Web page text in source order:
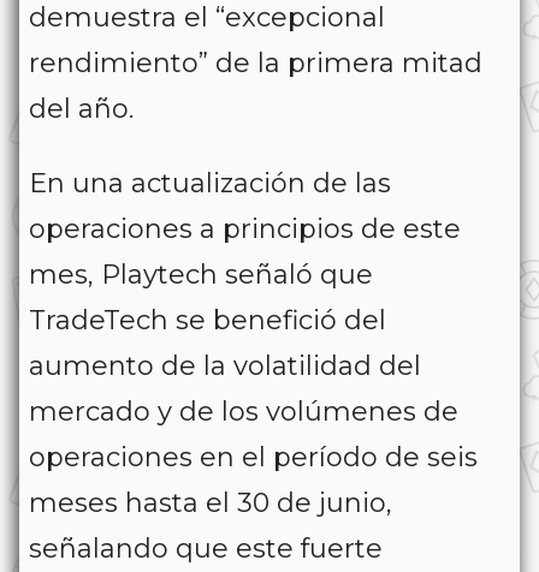
demuestra el “excepcional
rendimiento” de la primera mitad
del año.
En una actualización de las
operaciones a principios de este
mes, Playtech señaló que
TradeTech se benefició del
aumento de la volatilidad del
mercado y de los volúmenes de
operaciones en el período de seis
meses hasta el 30 de junio,
señalando que este fuerte